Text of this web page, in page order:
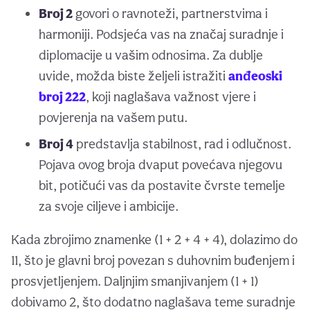
Broj 2govori o ravnoteži, partnerstvima i
harmoniji. Podsjeća vas na značaj suradnje i
diplomacije u vašim odnosima. Za dublje
uvide, možda biste željeli istražiti anđeoski
broj 222, koji naglašava važnost vjere i
povjerenja na vašem putu.
Broj 4 predstavlja stabilnost, rad i odlučnost.
Pojava ovog broja dvaput povećava njegovu
bit, potičući vas da postavite čvrste temelje
za svoje ciljeve i ambicije.
Kada zbrojimo znamenke (1 + 2 + 4 + 4), dolazimo do
11, što je glavni broj povezan s duhovnim buđenjem i
prosvjetljenjem. Daljnjim smanjivanjem (1 + 1)
dobivamo 2, što dodatno naglašava teme suradnje